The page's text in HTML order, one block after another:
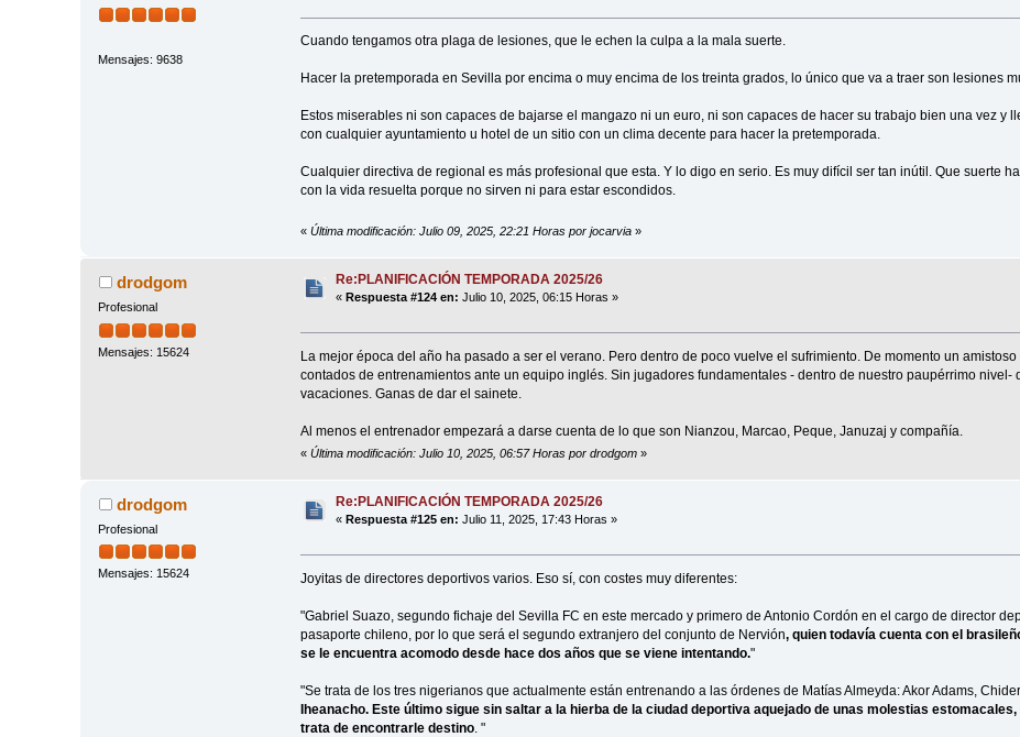
Mensajes: 9638
Cuando tengamos otra plaga de lesiones, que le echen la culpa a la mala suerte.
Hacer la pretemporada en Sevilla por encima o muy encima de los treinta grados, lo único que va a traer son lesiones
Estos miserables ni son capaces de bajarse el mangazo ni un euro, ni son capaces de hacer su trabajo bien una vez y
con cualquier ayuntamiento u hotel de un sitio con un clima decente para hacer la pretemporada.
Cualquier directiva de regional es más profesional que esta. Y lo digo en serio. Es muy difícil ser tan inútil. Que suerte
con la vida resuelta porque no sirven ni para estar escondidos.
« Última modificación: Julio 09, 2025, 22:21 Horas por jocarvia»
drodgom
Profesional
Mensajes: 15624
Re:PLANIFICACIÓN TEMPORADA 2025/26
« Respuesta #124 en: Julio 10, 2025, 06:15 Horas »
La mejor época del año ha pasado a ser el verano. Pero dentro de poco vuelve el sufrimiento. De momento un
contados de entrenamientos ante un equipo inglés. Sin jugadores fundamentales - dentro de nuestro paupérrimo nivel-
vacaciones. Ganas de dar el sainete.
Al menos el entrenador empezará a darse cuenta de lo que son Nianzou, Marcao, Peque, Januzaj y compañía.
« Última modificación: Julio 10, 2025, 06:57 Horas por drodgom»
drodgom
Profesional
Mensajes: 15624
Re:PLANIFICACIÓN TEMPORADA 2025/26
«Respuesta #125 en: Julio 11, 2025, 17:43 Horas »
Joyitas de directores deportivos varios. Eso sí, con costes muy diferentes:
"Gabriel Suazo, segundo fichaje del Sevilla FC en este mercado y primero de Antonio Cordón en el cargo de director
pasaporte chileno, por lo que será el segundo extranjero del conjunto de Nervión, quien todavía cuenta con el
se le encuentra acomodo desde hace dos años que se viene intentando."
"Se trata de los tres nigerianos que actualmente están entrenando a las órdenes de Matías Almeyda: Akor Adams,
Iheanacho. Este último sigue sin saltar a la hierba de la ciudad deportiva aquejado de unas molestias
trata de encontrarle destino. "